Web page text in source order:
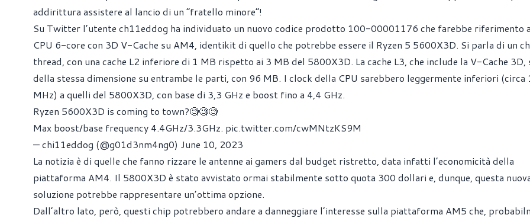
addirittura assistere al lancio di un “fratello minore”!
Su Twitter l’utente ch11eddog ha individuato un nuovo codice prodotto 100-00001176 che farebbe riferimento
CPU 6-core con 3D V-Cache su AM4, identikit di quello che potrebbe essere il Ryzen 5 5600X3D. Si parla di un
thread, con una cache L2 inferiore di 1 MB rispetto ai 3 MB del 5800X3D. La cache L3, che include la V-Cache 3D,
della stessa dimensione su entrambe le parti, con 96 MB. I clock della CPU sarebbero leggermente inferiori (circa
MHz) a quelli del 5800X3D, con base di 3,3 GHz e boost fino a 4,4 GHz.
Ryzen 5600X3D is coming to town?🧐🧐🧐
Max boost/base frequency 4.4GHz/3.3GHz. pic.twitter.com/cwMNtzKS9M
— chi11eddog (@g01d3nm4ng0) June 10, 2023
La notizia è di quelle che fanno rizzare le antenne ai gamers dal budget ristretto, data infatti l’economicità della
piattaforma AM4. Il 5800X3D è stato avvistato ormai stabilmente sotto quota 300 dollari e, dunque, questa
soluzione potrebbe rappresentare un’ottima opzione.
Dall’altro lato, però, questi chip potrebbero andare a danneggiare l’interesse sulla piattaforma AM5 che,